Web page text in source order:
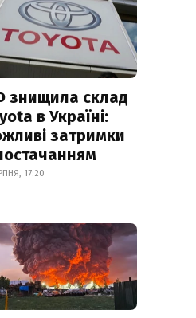
знищила склад
в Україні:
затримки
17:20